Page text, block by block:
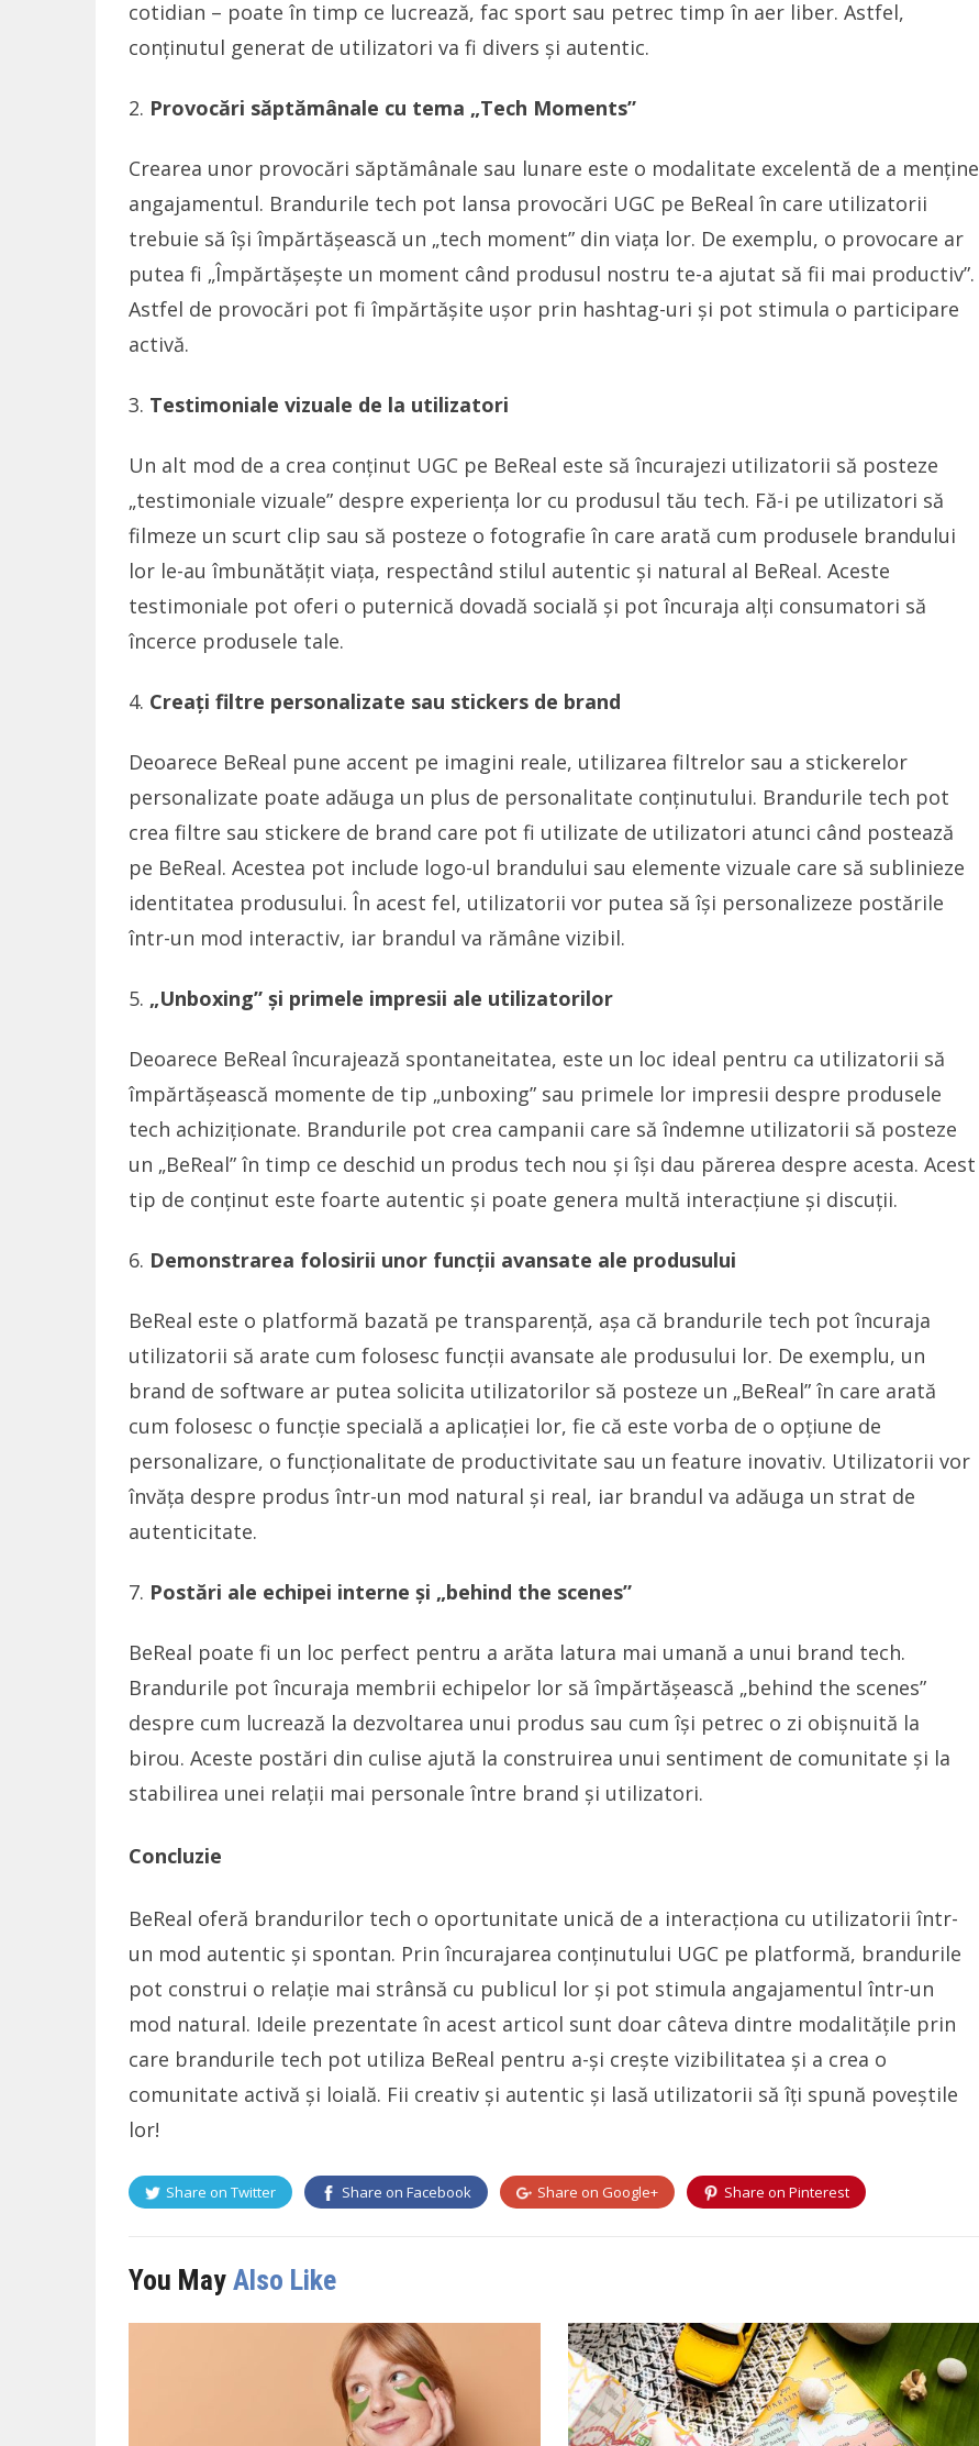
cotidian – poate în timp ce lucrează, fac sport sau petrec timp în aer liber. Astfel,
conținutul generat de utilizatori va fi divers și autentic.
Provocări săptămânale cu tema „Tech Moments”
Crearea unor provocări săptămânale sau lunare este o modalitate excelentă de a menține
angajamentul. Brandurile tech pot lansa provocări UGC pe BeReal în care utilizatorii
trebuie să își împărtășească un „tech moment” din viața lor. De exemplu, o provocare ar
putea fi „Împărtășește un moment când produsul nostru te-a ajutat să fii mai productiv”.
Astfel de provocări pot fi împărtășite ușor prin hashtag-uri și pot stimula o participare
activă.
Testimoniale vizuale de la utilizatori
Un alt mod de a crea conținut UGC pe BeReal este să încurajezi utilizatorii să posteze
„testimoniale vizuale” despre experiența lor cu produsul tău tech. Fă-i pe utilizatori să
filmeze un scurt clip sau să posteze o fotografie în care arată cum produsele brandului
lor le-au îmbunătățit viața, respectând stilul autentic și natural al BeReal. Aceste
testimoniale pot oferi o puternică dovadă socială și pot încuraja alți consumatori să
încerce produsele tale.
Creați filtre personalizate sau stickers de brand
Deoarece BeReal pune accent pe imagini reale, utilizarea filtrelor sau a stickerelor
personalizate poate adăuga un plus de personalitate conținutului. Brandurile tech pot
crea filtre sau stickere de brand care pot fi utilizate de utilizatori atunci când postează
pe BeReal. Acestea pot include logo-ul brandului sau elemente vizuale care să sublinieze
identitatea produsului. În acest fel, utilizatorii vor putea să își personalizeze postările
într-un mod interactiv, iar brandul va rămâne vizibil.
„Unboxing” și primele impresii ale utilizatorilor
Deoarece BeReal încurajează spontaneitatea, este un loc ideal pentru ca utilizatorii să
împărtășească momente de tip „unboxing” sau primele lor impresii despre produsele
tech achiziționate. Brandurile pot crea campanii care să îndemne utilizatorii să posteze
un „BeReal” în timp ce deschid un produs tech nou și își dau părerea despre acesta. Acest
tip de conținut este foarte autentic și poate genera multă interacțiune și discuții.
Demonstrarea folosirii unor funcții avansate ale produsului
BeReal este o platformă bazată pe transparență, așa că brandurile tech pot încuraja
utilizatorii să arate cum folosesc funcții avansate ale produsului lor. De exemplu, un
brand de software ar putea solicita utilizatorilor să posteze un „BeReal” în care arată
cum folosesc o funcție specială a aplicației lor, fie că este vorba de o opțiune de
personalizare, o funcționalitate de productivitate sau un feature inovativ. Utilizatorii vor
învăța despre produs într-un mod natural și real, iar brandul va adăuga un strat de
autenticitate.
Postări ale echipei interne și „behind the scenes”
BeReal poate fi un loc perfect pentru a arăta latura mai umană a unui brand tech.
Brandurile pot încuraja membrii echipelor lor să împărtășească „behind the scenes”
despre cum lucrează la dezvoltarea unui produs sau cum își petrec o zi obișnuită la
birou. Aceste postări din culise ajută la construirea unui sentiment de comunitate și la
stabilirea unei relații mai personale între brand și utilizatori.
Concluzie
BeReal oferă brandurilor tech o oportunitate unică de a interacționa cu utilizatorii într-
un mod autentic și spontan. Prin încurajarea conținutului UGC pe platformă, brandurile
pot construi o relație mai strânsă cu publicul lor și pot stimula angajamentul într-un
mod natural. Ideile prezentate în acest articol sunt doar câteva dintre modalitățile prin
care brandurile tech pot utiliza BeReal pentru a-și crește vizibilitatea și a crea o
comunitate activă și loială. Fii creativ și autentic și lasă utilizatorii să îți spună poveștile
lor!
Share on Twitter Share on Facebook Share on Google+ Share on Pinterest
You May Also Like